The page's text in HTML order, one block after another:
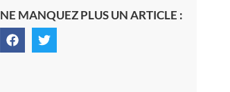
NE MANQUEZ PLUS UN ARTICLE :